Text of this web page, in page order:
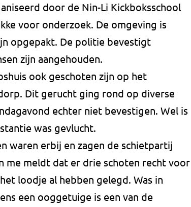
door de Nin-Li Kickboksschool
voor onderzoek. De omgeving is
opgepakt. De politie bevestigt
zijn aangehouden.
ook geschoten zijn op het
Dit gerucht ging rond op diverse
echter niet bevestigen. Wel is
was gevlucht.
waren erbij en zagen de schietpartij
me meldt dat er drie schoten recht voor
loodje al hebben gelegd. Was in
een ooggetuige is een van de